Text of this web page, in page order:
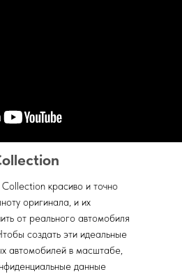
красиво и точно
оригинала, и их
от реального автомобиля
создать эти идеальные
автомобилей в масштабе,
данные